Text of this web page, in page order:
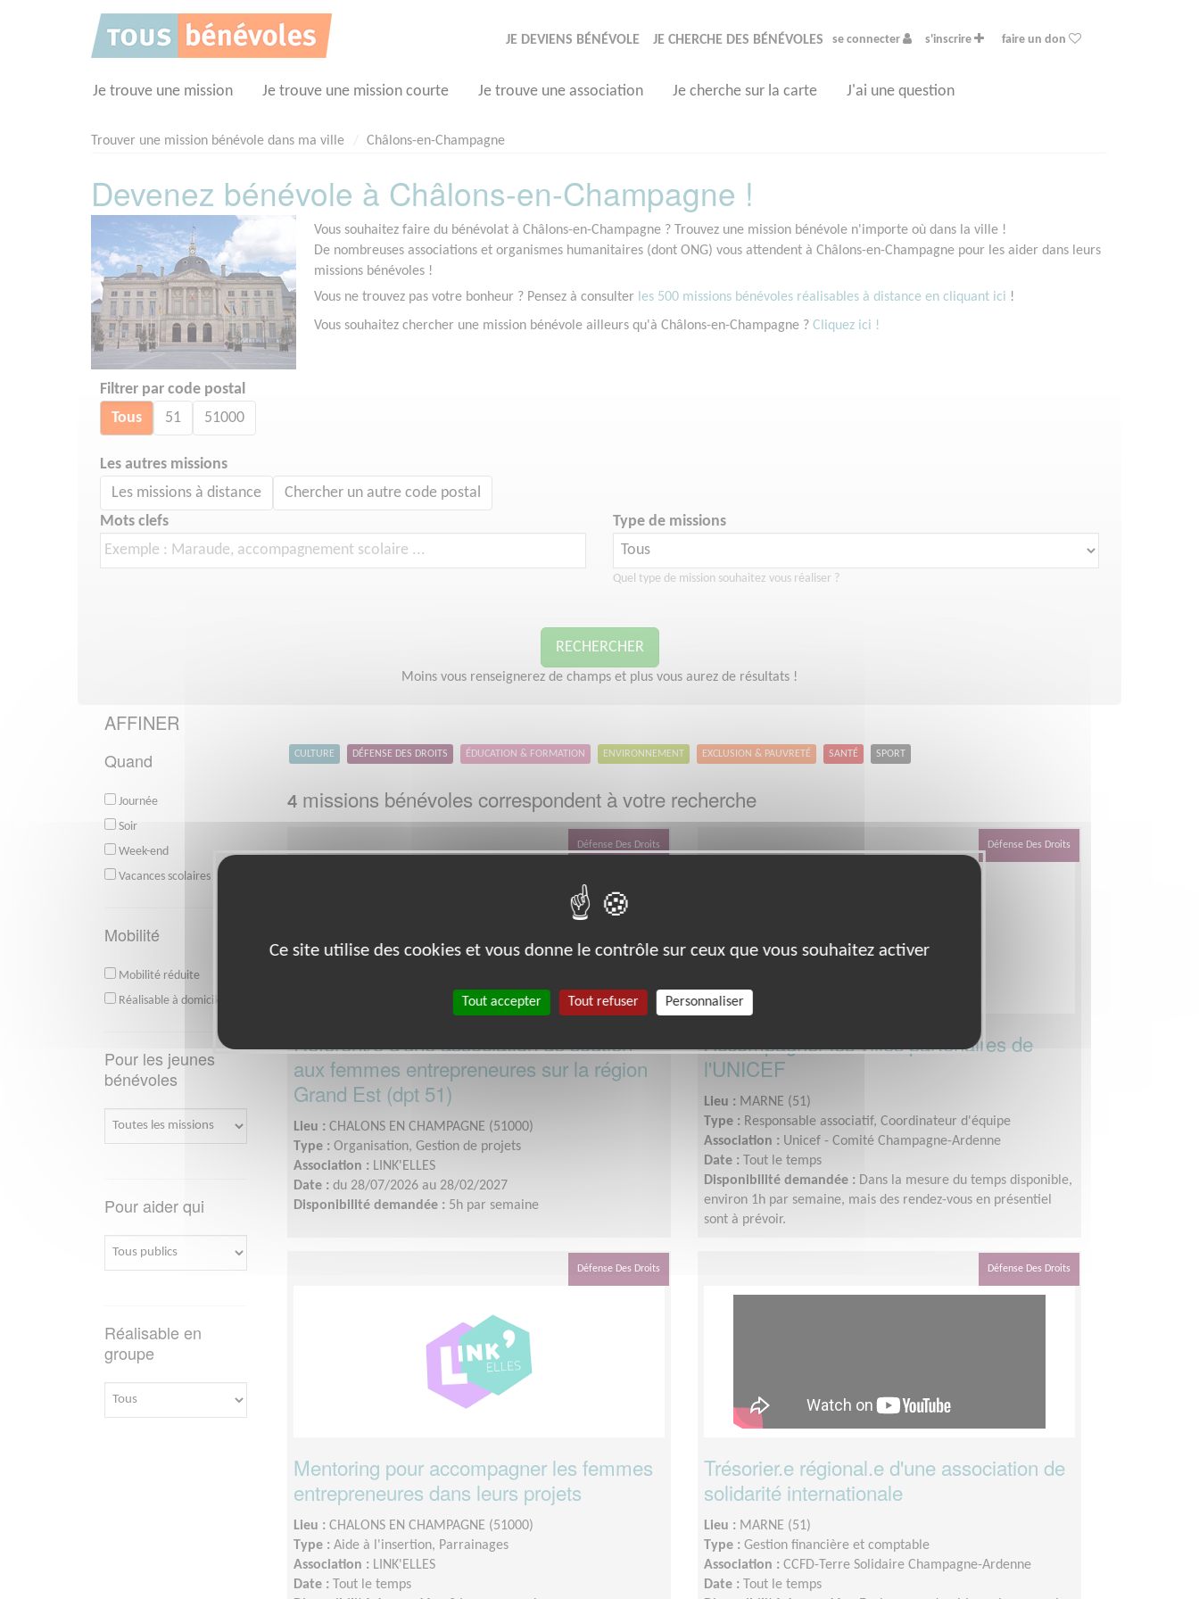
JE DEVIENS BÉNÉVOLE JE CHERCHE DES BÉNÉVOLES se connecter s'inscrire faire un don
Je trouve une mission Je trouve une mission courte Je trouve une association Je cherche sur la carte J'ai une question
Trouver une mission bénévole dans ma ville Châlons-en-Champagne
Devenez bénévole à Châlons-en-Champagne !
Vous souhaitez faire du bénévolat à Châlons-en-Champagne ? Trouvez une mission bénévole n'importe où dans la ville !
De nombreuses associations et organismes humanitaires (dont ONG) vous attendent à Châlons-en-Champagne pour les aider dans leurs
missions bénévoles !
Vous ne trouvez pas votre bonheur ? Pensez à consulter les 500 missions bénévoles réalisables à distance en cliquant ici !
Vous souhaitez chercher une mission bénévole ailleurs qu'à Châlons-en-Champagne ? Cliquez ici !
Filtrer par code postal
Tous 51 51000
Les autres missions
Les missions à distance Chercher un autre code postal
Mots clefs Type de missions
Quel type de mission souhaitez vous réaliser ?
RECHERCHER
Moins vous renseignerez de champs et plus vous aurez de résultats !
AFFINER
Quand
Journée
Soir
Week-end
Vacances scolaires
Mobilité
Mobilité réduite
Réalisable à domicile
Pour les jeunes
bénévoles
Pour aider qui
Réalisable en
groupe
CULTURE DÉFENSE DES DROITS ÉDUCATION & FORMATION ENVIRONNEMENT EXCLUSION & PAUVRETÉ SANTÉ SPORT
4 missions bénévoles correspondent à votre recherche
Défense Des Droits
Référent/e d'une association de soutien
aux femmes entrepreneures sur la région
Grand Est (dpt 51)
Lieu : CHALONS EN CHAMPAGNE (51000)
Type : Organisation, Gestion de projets
Association : LINK'ELLES
Date : du 28/07/2026 au 28/02/2027
Disponibilité demandée : 5h par semaine
Défense Des Droits
Accompagner les villes partenaires de
l'UNICEF
Lieu : MARNE (51)
Type : Responsable associatif, Coordinateur d'équipe
Association : Unicef - Comité Champagne-Ardenne
Date : Tout le temps
Disponibilité demandée : Dans la mesure du temps disponible,
environ 1h par semaine, mais des rendez-vous en présentiel
sont à prévoir.
Défense Des Droits
Mentoring pour accompagner les femmes
entrepreneures dans leurs projets
Lieu : CHALONS EN CHAMPAGNE (51000)
Type : Aide à l'insertion, Parrainages
Association : LINK'ELLES
Date : Tout le temps
Défense Des Droits
Trésorier.e régional.e d'une association de
solidarité internationale
Lieu : MARNE (51)
Type : Gestion financière et comptable
Association : CCFD-Terre Solidaire Champagne-Ardenne
Date : Tout le temps
Ce site utilise des cookies et vous donne le contrôle sur ceux que vous souhaitez activer
Tout accepter Tout refuser Personnaliser